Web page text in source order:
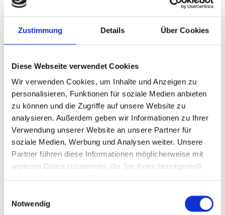
Zustimmung Details Über Cookies
Diese Webseite verwendet Cookies
Wir verwenden Cookies, um Inhalte und Anzeigen zu
personalisieren, Funktionen für soziale Medien anbieten
zu können und die Zugriffe auf unsere Website zu
analysieren. Außerdem geben wir Informationen zu Ihrer
Verwendung unserer Website an unsere Partner für
soziale Medien, Werbung und Analysen weiter. Unsere
Partner führen diese Informationen möglicherweise mit
weiteren Daten zusammen, die Sie ihnen bereitgestellt
Notwendig
Beispiel soll für viele der Übergang fließend sein, während
einarbeiten und eine Koloration lassen sich auch gut